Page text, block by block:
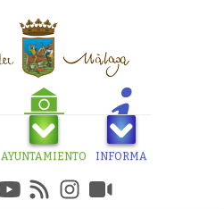
AYUNTAMIENTO INFORMA